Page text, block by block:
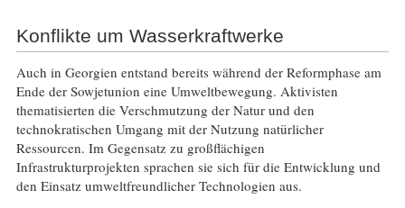
Konflikte um Wasserkraftwerke
Auch in Georgien entstand bereits während der Reformphase am
Ende der Sowjetunion eine Umweltbewegung. Aktivisten
thematisierten die Verschmutzung der Natur und den
technokratischen Umgang mit der Nutzung natürlicher
Ressourcen. Im Gegensatz zu großflächigen
Infrastrukturprojekten sprachen sie sich für die Entwicklung und
den Einsatz umweltfreundlicher Technologien aus.